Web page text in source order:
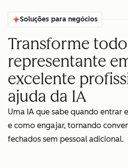
Soluções para negócios
Transforme todo
representante
excelente
ajuda da IA
Uma IA que sabe quando entrar
e como engajar, tornando
fechados sem pessoal adicional.